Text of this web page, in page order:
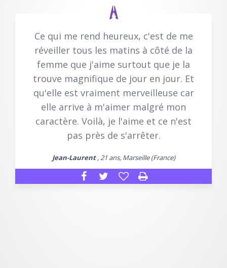
Ce qui me rend heureux, c'est de me
réveiller tous les matins à côté de la
femme que j'aime surtout que je la
trouve magnifique de jour en jour. Et
qu'elle est vraiment merveilleuse car
elle arrive à m'aimer malgré mon
caractère. Voilà, je l'aime et ce n'est
pas près de s'arrêter.
Jean-Laurent, 21 ans, Marseille (France)